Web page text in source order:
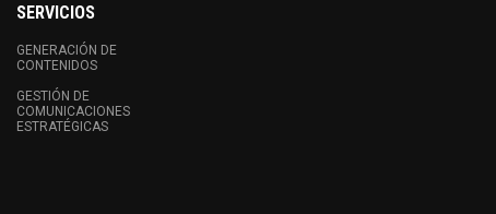
SERVICIOS
GENERACIÓN DE
CONTENIDOS
GESTIÓN DE
COMUNICACIONES
ESTRATÉGICAS